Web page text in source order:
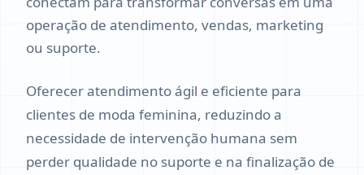
operação de atendimento, vendas, marketing
ou suporte.
Oferecer atendimento ágil e eficiente para
clientes de moda feminina, reduzindo a
necessidade de intervenção humana sem
perder qualidade no suporte e na finalização de